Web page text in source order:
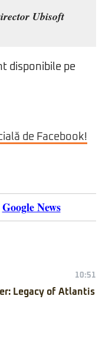
Ubisoft
disponibile pe
de Facebook!
Google News
10:51
Legacy of Atlantis